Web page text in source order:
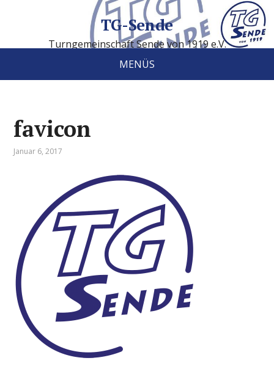
TG-Sende
Turngemeinschaft Sende von 1919 e.V.
MENÜS
favicon
Januar 6, 2017